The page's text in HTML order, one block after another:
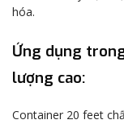
hóa.
Ứng dụng
lượng cao:
Container 20 feet